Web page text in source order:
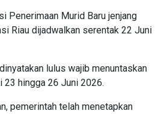
Penerimaan Murid Baru jenjang
Riau dijadwalkan serentak 22 Juni
lulus wajib menuntaskan
23 hingga 26 Juni 2026.
pemerintah telah menetapkan